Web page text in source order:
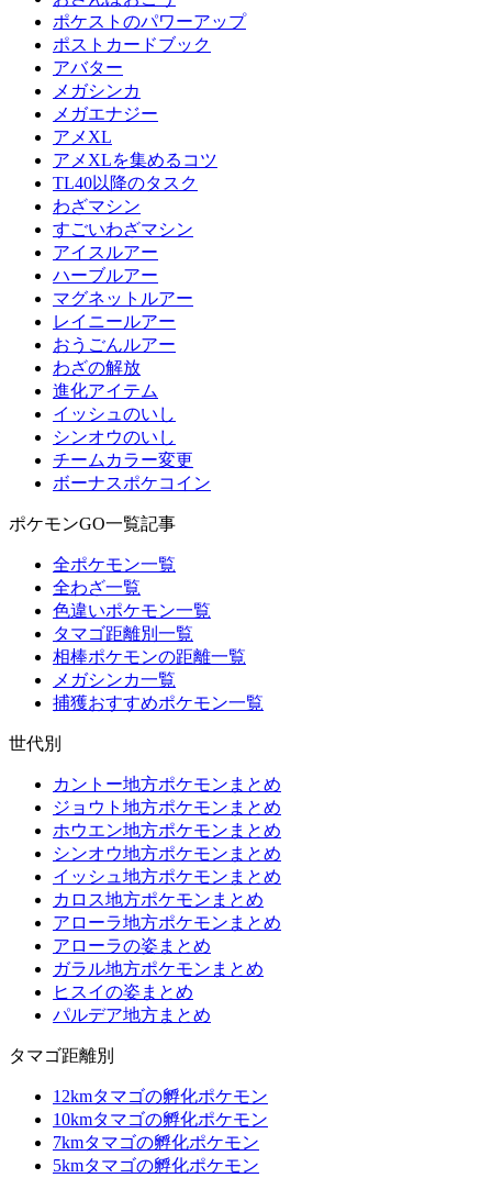
ポケストのパワーアップ
ポストカードブック
アバター
メガシンカ
メガエナジー
アメXL
アメXLを集めるコツ
TL40以降のタスク
わざマシン
すごいわざマシン
アイスルアー
ハーブルアー
マグネットルアー
レイニールアー
おうごんルアー
わざの解放
進化アイテム
イッシュのいし
シンオウのいし
チームカラー変更
ボーナスポケコイン
ポケモンGO一覧記事
全ポケモン一覧
全わざ一覧
色違いポケモン一覧
タマゴ距離別一覧
相棒ポケモンの距離一覧
メガシンカ一覧
捕獲おすすめポケモン一覧
世代別
カントー地方ポケモンまとめ
ジョウト地方ポケモンまとめ
ホウエン地方ポケモンまとめ
シンオウ地方ポケモンまとめ
イッシュ地方ポケモンまとめ
カロス地方ポケモンまとめ
アローラ地方ポケモンまとめ
アローラの姿まとめ
ガラル地方ポケモンまとめ
ヒスイの姿まとめ
パルデア地方まとめ
タマゴ距離別
12kmタマゴの孵化ポケモン
10kmタマゴの孵化ポケモン
7kmタマゴの孵化ポケモン
5kmタマゴの孵化ポケモン